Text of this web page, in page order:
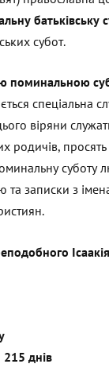
батьківську
субот.
поминальною
спеціальна
віряни
родичів,
суботу
та записки з
днів